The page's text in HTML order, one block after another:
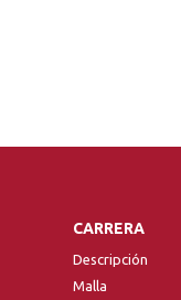
CARRERA
Descripción
Malla